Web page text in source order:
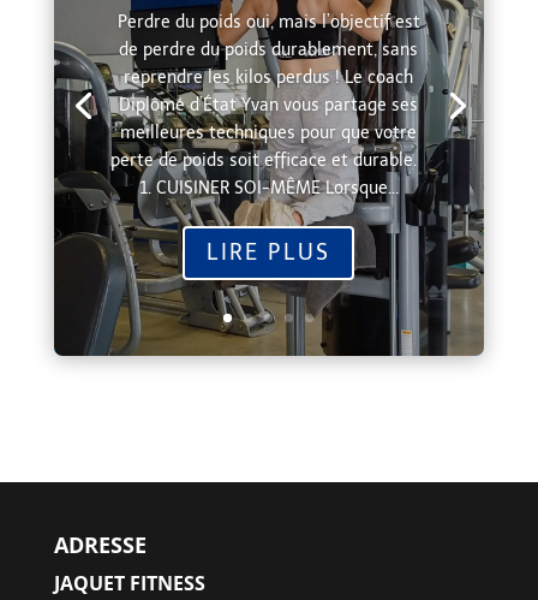
Perdre du poids oui, mais l’objectif est
de perdre du poids durablement, sans
reprendre les kilos perdus ! Le coach
Diplômé d’État Yvan vous partage ses
meilleures techniques pour que votre
perte de poids soit efficace et durable.
1. CUISINER SOI-MÊME Lorsque...
LIRE PLUS
ADRESSE
JAQUET FITNESS